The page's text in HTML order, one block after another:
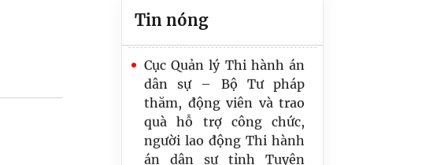
nghiệp vụ trong hoạt
động thi hành án dân sự
(thay thế Thông tư số
01/2016/TT-BTP ngày
01/02/2016)
Cơ cấu tổ chức
Một số khó khăn, vướng
Tin nóng
Cục Quản lý Thi hành án
dân sự – Bộ Tư pháp
thăm, động viên và trao
quà hỗ trợ công chức,
người lao động Thi hành
án dân sự tỉnh Tuyên
Quang bị ảnh hưởng bởi